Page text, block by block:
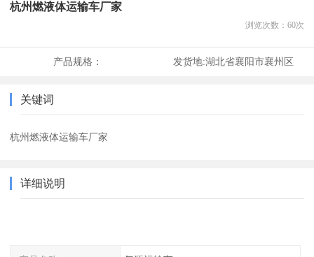
杭州燃液体运输车厂家
浏览次数： 60次
产品规格： 发货地:湖北省襄阳市襄州区
关键词
杭州燃液体运输车厂家
详细说明